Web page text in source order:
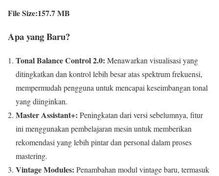
File Size:157.7 MB
Apa yang Baru?
Tonal Balance Control 2.0: Menawarkan visualisasi yang
ditingkatkan dan kontrol lebih besar atas spektrum frekuensi,
mempermudah pengguna untuk mencapai keseimbangan tonal
yang diinginkan.
Master Assistant+: Peningkatan dari versi sebelumnya, fitur
ini menggunakan pembelajaran mesin untuk memberikan
rekomendasi yang lebih pintar dan personal dalam proses
mastering.
Vintage Modules: Penambahan modul vintage baru, termasuk